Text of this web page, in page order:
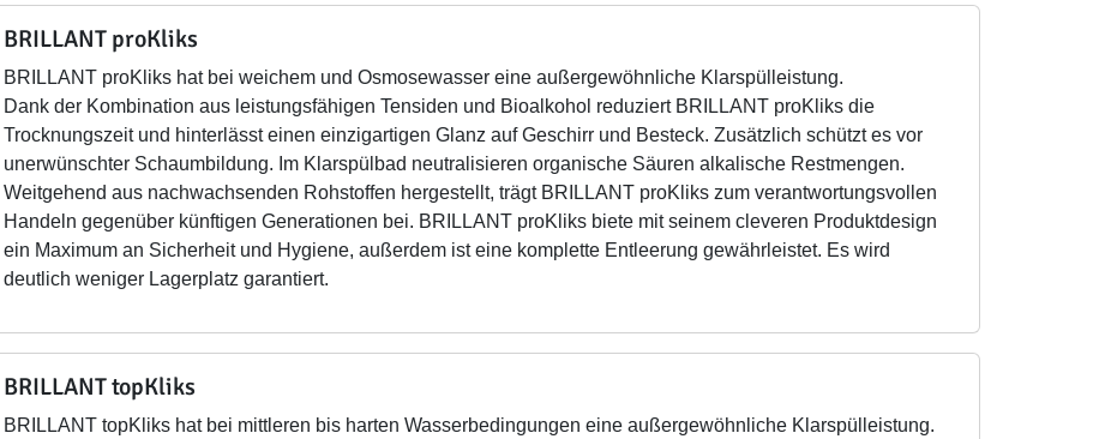
BRILLANT proKliks
BRILLANT proKliks hat bei weichem und Osmosewasser eine außergewöhnliche Klarspülleistung.
Dank der Kombination aus leistungsfähigen Tensiden und Bioalkohol reduziert BRILLANT proKliks die
Trocknungszeit und hinterlässt einen einzigartigen Glanz auf Geschirr und Besteck. Zusätzlich schützt es vor
unerwünschter Schaumbildung. Im Klarspülbad neutralisieren organische Säuren alkalische Restmengen.
Weitgehend aus nachwachsenden Rohstoffen hergestellt, trägt BRILLANT proKliks zum verantwortungsvollen
Handeln gegenüber künftigen Generationen bei. BRILLANT proKliks biete mit seinem cleveren Produktdesign
ein Maximum an Sicherheit und Hygiene, außerdem ist eine komplette Entleerung gewährleistet. Es wird
deutlich weniger Lagerplatz garantiert.
BRILLANT topKliks
BRILLANT topKliks hat bei mittleren bis harten Wasserbedingungen eine außergewöhnliche Klarspülleistung.